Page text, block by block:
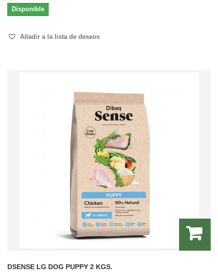
Disponible
Añadir a la lista de deseos
DSENSE LG DOG PUPPY 2 KGS.